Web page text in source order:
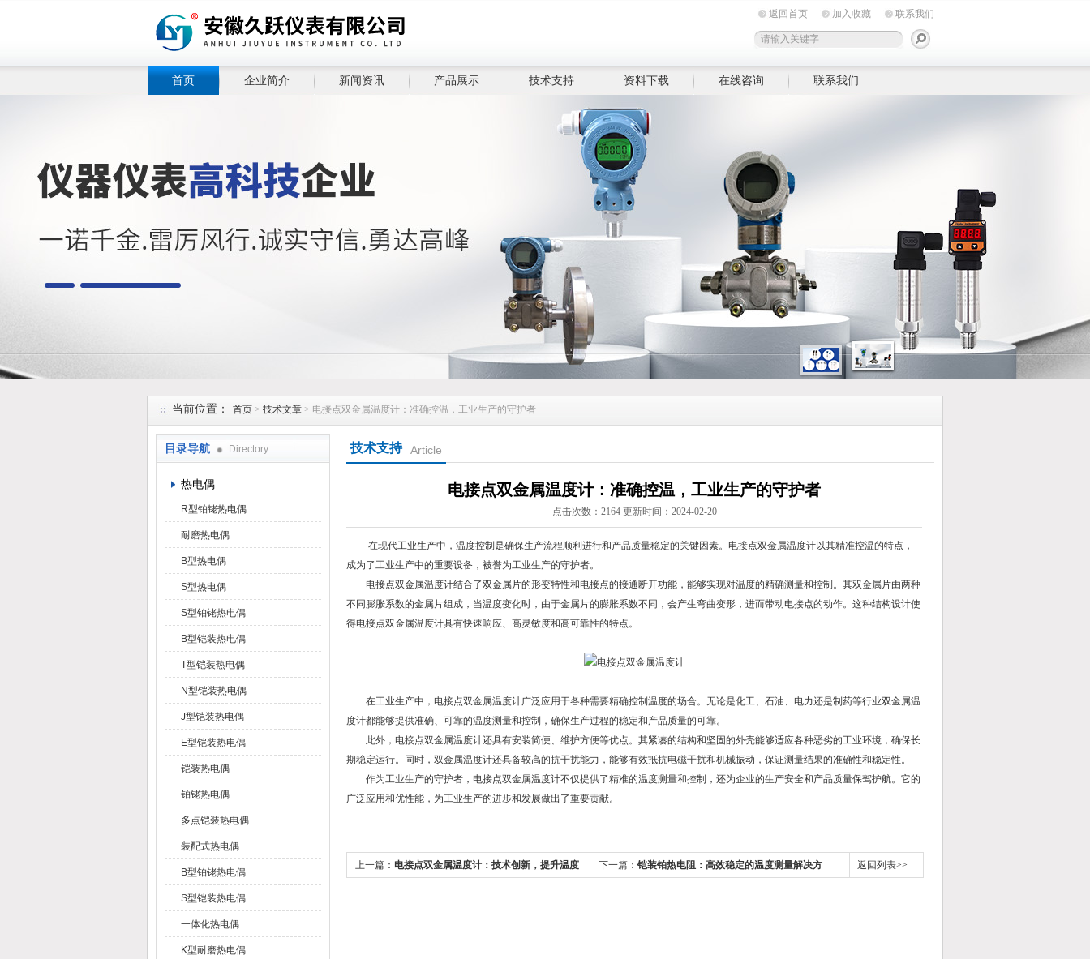
安徽久跃仪表有限公司
返回首页 加入收藏 联系我们
首页 企业简介 新闻资讯 产品展示 技术支持 资料下载 在线咨询 联系我们
当前位置： 首页 > 技术文章 > 电接点双金属温度计：准确控温，工业生产的守护者
目录导航 Directory
热电偶
R型铂铑热电偶
耐磨热电偶
B型热电偶
S型热电偶
S型铂铑热电偶
B型铠装热电偶
T型铠装热电偶
N型铠装热电偶
J型铠装热电偶
E型铠装热电偶
铠装热电偶
铂铑热电偶
多点铠装热电偶
装配式热电偶
B型铂铑热电偶
S型铠装热电偶
一体化热电偶
K型耐磨热电偶
技术支持 Article
电接点双金属温度计：准确控温，工业生产的守护者
点击次数：2164 更新时间：2024-02-20
在现代工业生产中，温度控制是确保生产流程顺利进行和产品质量稳定的关键因素。电接点双金属温度计以其精准控温的特点，
成为了工业生产中的重要设备，被誉为工业生产的守护者。
电接点双金属温度计结合了双金属片的形变特性和电接点的接通断开功能，能够实现对温度的精确测量和控制。其双金属片由两种
不同膨胀系数的金属片组成，当温度变化时，由于金属片的膨胀系数不同，会产生弯曲变形，进而带动电接点的动作。这种结构设计使
得电接点双金属温度计具有快速响应、高灵敏度和高可靠性的特点。
在工业生产中，电接点双金属温度计广泛应用于各种需要精确控制温度的场合。无论是化工、石油、电力还是制药等行业双金属温
度计都能够提供准确、可靠的温度测量和控制，确保生产过程的稳定和产品质量的可靠。
此外，电接点双金属温度计还具有安装简便、维护方便等优点。其紧凑的结构和坚固的外壳能够适应各种恶劣的工业环境，确保长
期稳定运行。同时，双金属温度计还具备较高的抗干扰能力，能够有效抵抗电磁干扰和机械振动，保证测量结果的准确性和稳定性。
作为工业生产的守护者，电接点双金属温度计不仅提供了精准的温度测量和控制，还为企业的生产安全和产品质量保驾护航。它的
广泛应用和优性能，为工业生产的进步和发展做出了重要贡献。
上一篇： 电接点双金属温度计：技术创新，提升温度 下一篇： 铠装铂热电阻：高效稳定的温度测量解决方 返回列表>>